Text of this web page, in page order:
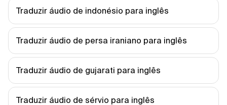
Traduzir áudio de indonésio para inglês
Traduzir áudio de persa iraniano para inglês
Traduzir áudio de gujarati para inglês
Traduzir áudio de sérvio para inglês